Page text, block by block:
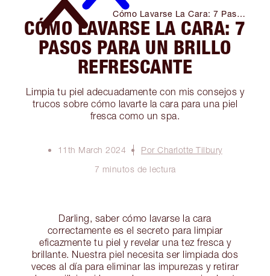
Cómo Lavarse La Cara: 7 Pasos
Para Un Brillo Refrescante
CÓMO LAVARSE LA CARA: 7
PASOS PARA UN BRILLO
REFRESCANTE
Limpia tu piel adecuadamente con mis consejos y
trucos sobre cómo lavarte la cara para una piel
fresca como un spa.
11th March 2024
Por Charlotte Tilbury
7 minutos de lectura
Darling, saber cómo lavarse la cara
correctamente es el secreto para limpiar
eficazmente tu piel y revelar una tez fresca y
brillante. Nuestra piel necesita ser limpiada dos
veces al día para eliminar las impurezas y retirar